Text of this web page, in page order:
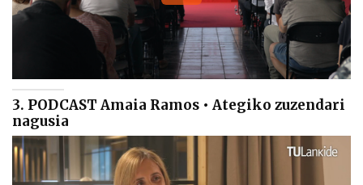
3. PODCAST Amaia Ramos • Ategiko zuzendari
nagusia